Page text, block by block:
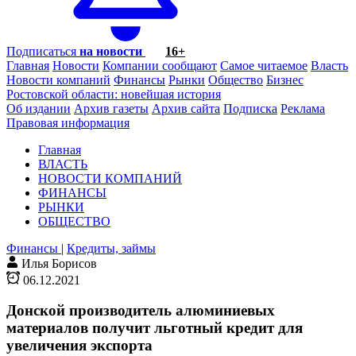
Подписаться на новости
16+
Главная Новости Компании сообщают Самое читаемое Власть
Новости компаний Финансы Рынки Общество Бизнес
Ростовской области: новейшая история
Об издании Архив газеты Архив сайта Подписка Реклама
Правовая информация
Главная
ВЛАСТЬ
НОВОСТИ КОМПАНИЙ
ФИНАНСЫ
РЫНКИ
ОБЩЕСТВО
Финансы | Кредиты, займы
Илья Борисов
06.12.2021
Донской производитель алюминиевых
материалов получит льготный кредит для
увеличения экспорта